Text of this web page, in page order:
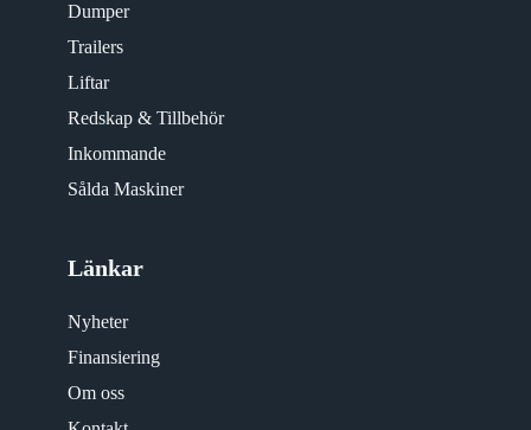
Dumper
Trailers
Liftar
Redskap & Tillbehör
Inkommande
Sålda Maskiner
Länkar
Nyheter
Finansiering
Om oss